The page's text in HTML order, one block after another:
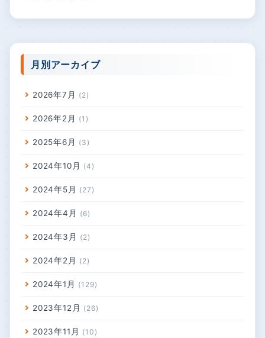
月別アーカイブ
2026年7月 2
2026年2月 1
2025年6月 3
2024年10月 4
2024年5月 27
2024年4月 6
2024年3月 2
2024年2月 2
2024年1月 129
2023年12月 26
2023年11月 10